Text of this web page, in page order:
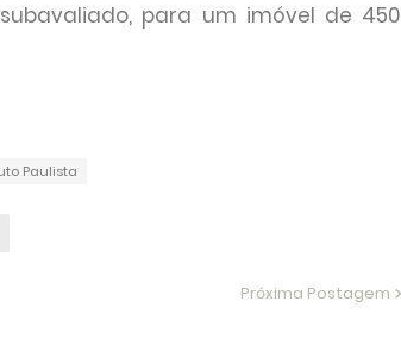
para um imóvel de 450
Paulista
Próxima Postagem